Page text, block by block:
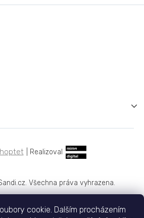
cookie. Dalším procházením
Realizoval
. Všechna práva vyhrazena.